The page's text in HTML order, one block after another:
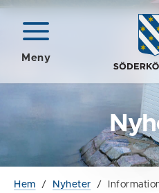
Meny
Hem / Nyheter /